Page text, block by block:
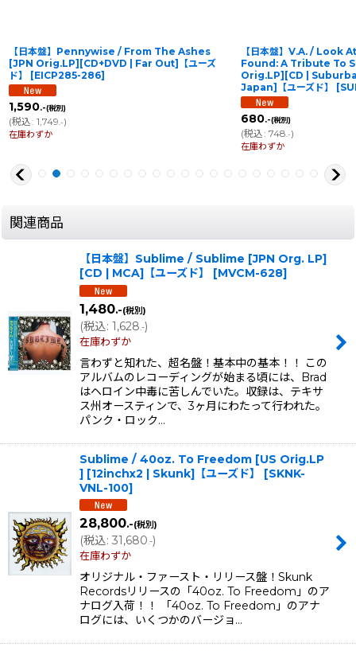
【日本盤】Pennywise / From The Ashes
[JPN Orig.LP][CD+DVD | Far Out]【ユーズ
ド】
[EICP285-286]
1,590.-(税別)
(税込: 1,749 .-)
在庫わずか
【日本盤】V.A. / Look
Found: A Tribute To
Orig.LP][CD |
Japan]【ユーズド】
[
680.-(税別)
(税込: 748 .-)
在庫わずか
関連商品
【日本盤】Sublime / Sublime [JPN Org. LP]
[CD | MCA]【ユーズド】
[MVCM-628]
1,480.-(税別)
(税込: 1,628.-)
在庫わずか
言わずと知れた、超名盤！基本中の基本！！ この
アルバムのレコーディングが始まる頃には、Brad
はヘロイン中毒に苦しんでいた。収録は、テキサ
ス州オースティンで、3ヶ月にわたって行われた。
パンク・ロック…
Sublime / 40oz. To Freedom [US Orig.LP
] [12inchx2 | Skunk]【ユーズド】
[SKNK-
VNL-100]
28,800.-(税別)
(税込: 31,680.-)
在庫わずか
オリジナル・ファースト・リリース盤！Skunk
Recordsリリースの「40oz. To Freedom」のア
ナログ入荷！！ 「40oz. To Freedom」のアナ
ログには、いくつかのバージョ…